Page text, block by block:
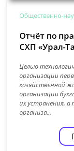
Общественно-
Отчёт по
СХП «Урал-
Целью
организации
хозяйственной
организации
их устранения,
организа...